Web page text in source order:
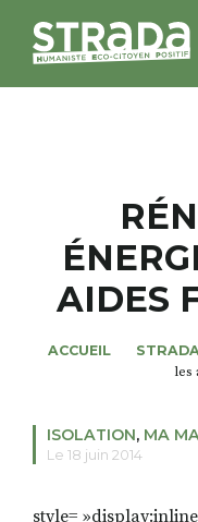
MAGAZINES
NOS THÈMES
ROSÉE DE MAI
AIDES
ACCUEIL
les
ISOLATION, MA
Le 18 juin 2014
style=